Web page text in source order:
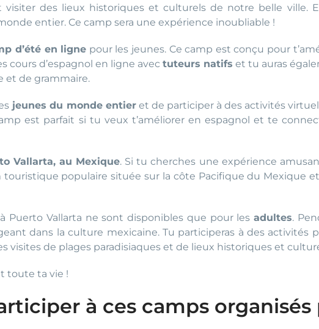
des lieux historiques et culturels de notre belle ville.
entier. Ce camp sera une expérience inoubliable !
d’été en ligne pour les jeunes. Ce camp est conçu pour
cours d’espagnol en ligne avec tuteurs natifs et tu auras
et de grammaire.
jeunes du monde entieret de participer à des activités
est parfait si tu veux t’améliorer en espagnol et te
Vallarta, au Mexique. Si tu cherches une expérience
touristique populaire située sur la côte Pacifique du Mexique
Puerto Vallarta ne sont disponibles que pour lesadultes.
dans la culture mexicaine. Tu participeras à des activités
visites de plages paradisiaques et de lieux historiques et
toute ta vie !
à ces camps organisés